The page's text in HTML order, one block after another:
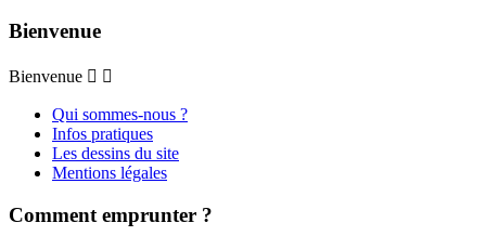
Bienvenue
Bienvenue  
Qui sommes-nous ?
Infos pratiques
Les dessins du site
Mentions légales
Comment emprunter ?